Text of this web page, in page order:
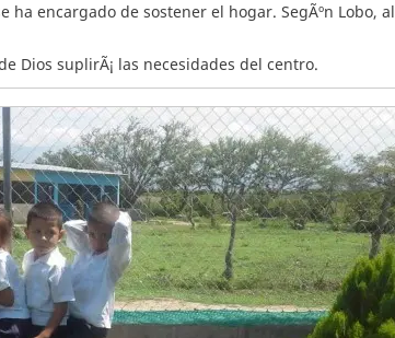
ha encargado de sostener el hogar. SegÃºn Lobo, al
Dios suplirÃ¡ las necesidades del centro.